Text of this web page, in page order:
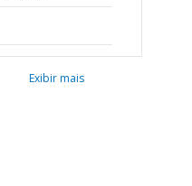
Exibir mais